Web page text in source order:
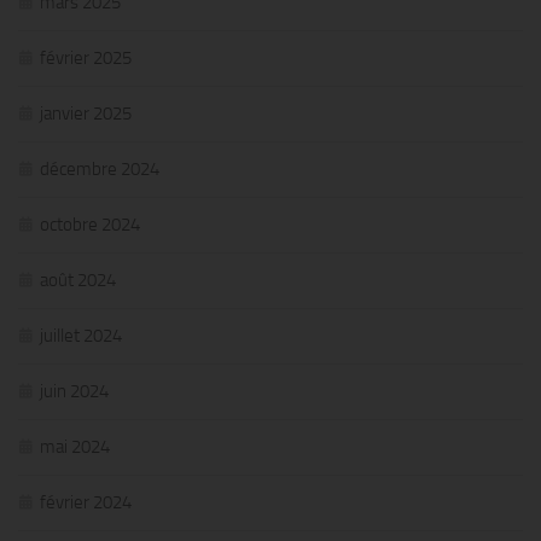
février 2025
janvier 2025
décembre 2024
octobre 2024
août 2024
juillet 2024
juin 2024
mai 2024
février 2024